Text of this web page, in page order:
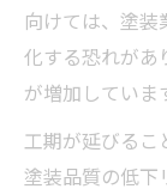
向けては、塗
化する恐れがあ
が増加していま
工期が延びるこ
塗装品質の低下